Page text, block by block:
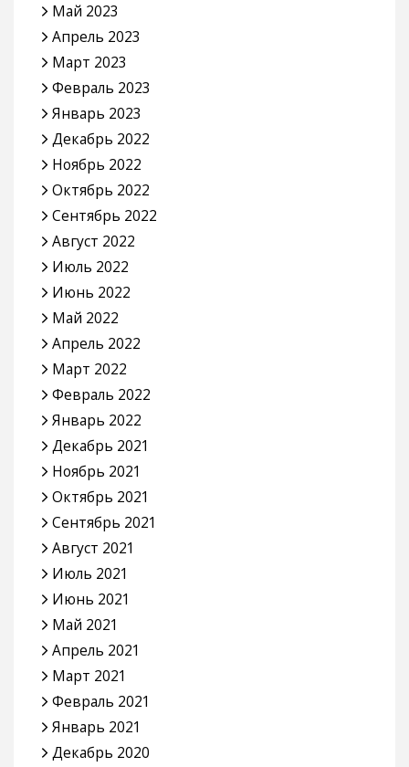
Май 2023
Апрель 2023
Март 2023
Февраль 2023
Январь 2023
Декабрь 2022
Ноябрь 2022
Октябрь 2022
Сентябрь 2022
Август 2022
Июль 2022
Июнь 2022
Май 2022
Апрель 2022
Март 2022
Февраль 2022
Январь 2022
Декабрь 2021
Ноябрь 2021
Октябрь 2021
Сентябрь 2021
Август 2021
Июль 2021
Июнь 2021
Май 2021
Апрель 2021
Март 2021
Февраль 2021
Январь 2021
Декабрь 2020